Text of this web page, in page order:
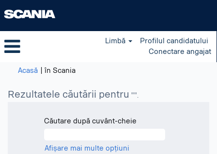
Limbă
Profilul candidatului
Conectare angajat
Acasă în Scania(pagina
Rezultatele căutării pentru "".
Căutare după cuvânt-cheie
Afișare mai multe opțiuni